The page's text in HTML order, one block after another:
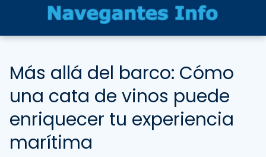
Más allá del barco: Cómo
una cata de vinos puede
enriquecer tu experiencia
marítima